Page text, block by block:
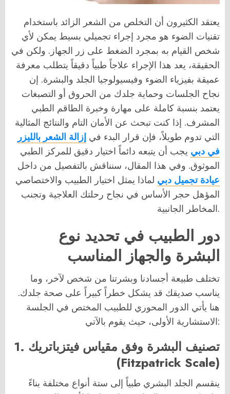
يعتقد الكثيرون أن التخلص من الشعر الزائد باستخدام
تقنيات الضوء هو مجرد إجراء تجميلي بسيط يمكن لأي
شخص القيام به بمجرد الضغط على زر الجهاز. ولكن في
الحقيقة، يعد هذا الإجراء علاجاً طبياً دقيقاً يتطلب معرفة
عميقة بفيزياء الضوء وفيسيولوجيا الجلد والبشرة. إن
نجاح الجلسات وحماية جلدك من الحروق أو التصبغات
يعتمد بنسبة كاملة على مهارة وخبرة الطاقم الطبي
المشرف. إذا كنت تبحث عن الأمان التام والنتائج المثالية
التي تدوم طويلاً، فإن قرار البدء في إزالة الشعر بالليزر
في دبي يجب أن يتبعه دائماً اختيار دقيق للمركز الطبي
الموثوق. وفي هذا المقال، سنناقش بالتفصيل من داخل
عيادة تجميل دبي لماذا يمثل اختيار الطبيب والاختصاصي
المؤهل حجر الأساس في نجاح رحلتك العلاجية وتجنب
المخاطر الجانبية.
دور الطبيب في تحديد نوع
البشرة والجهاز المناسب
تختلف طبيعة أجسادنا وبشرتنا من شخص لآخر، وما
يناسب صديقك قد يشكل خطراً كبيراً على صحة جلدك.
هنا يأتي الدور المحوري للطبيب المختص في الجلسة
الاستشارية الأولى، حيث يقوم بالآتي:
1. تصنيف البشرة وفق مقياس فيتزباتريك
(Fitzpatrick Scale)
ينقسم الجلد البشري طبياً إلى ستة أنواع مختلفة بناءً